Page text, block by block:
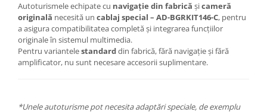
Autoturismele echipate cu navigație din fabrică șicameră
originală necesită un cablaj special – AD-BGRKIT146-C, pentru
a asigura compatibilitatea completă și integrarea funcțiilor
originale în sistemul multimedia.
Pentru variantelestandarddin fabrică, fără navigație și fără
amplificator, nu sunt necesare accesorii suplimentare.
*Unele autoturisme pot necesita adaptări speciale, de exemplu